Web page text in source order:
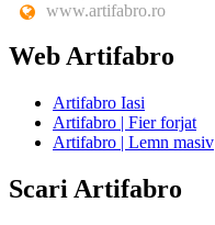
www.artifabro.ro
Web Artifabro
Artifabro Iasi
Artifabro | Fier forjat
Artifabro | Lemn masiv
Scari Artifabro